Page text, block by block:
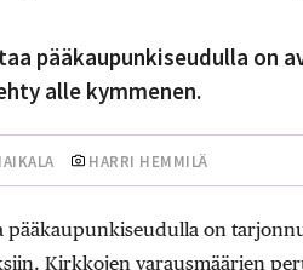
pääkaupunkiseudulla on
alle kymmenen.
HARRI HEMMILÄ
pääkaupunkiseudulla on
Kirkkojen varausmäärien